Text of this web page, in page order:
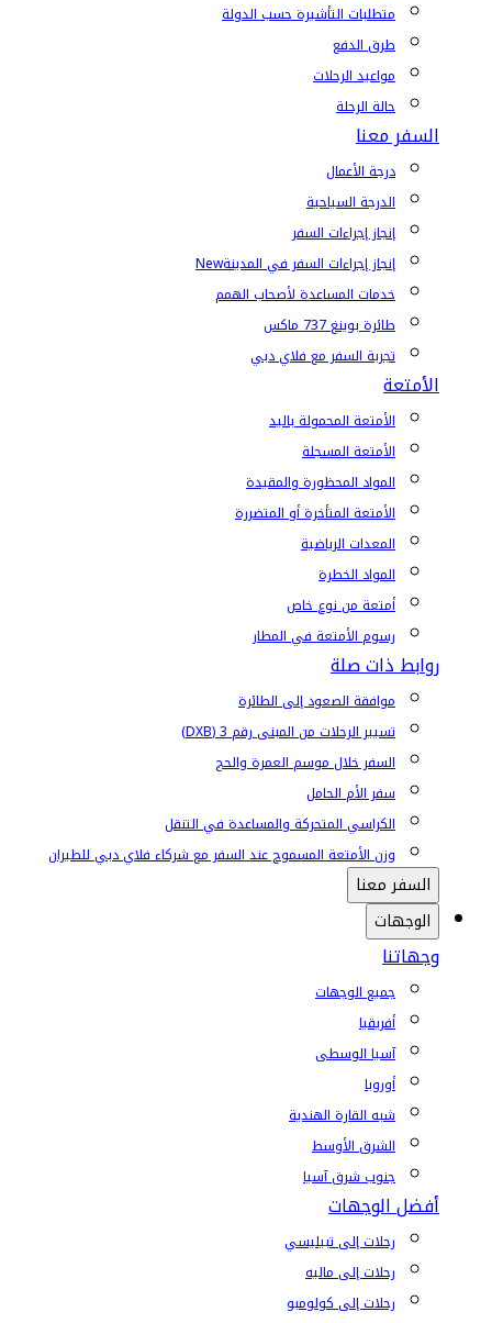
متطلبات التأشيرة حسب الدولة
طرق الدفع
مواعيد الرحلات
حالة الرحلة
السفر معنا
درجة الأعمال
الدرجة السياحية
إنجاز إجراءات السفر
إنجاز إجراءات السفر في المدينةNew
خدمات المساعدة لأصحاب الهمم
طائرة بوينغ 737 ماكس
تجربة السفر مع فلاي دبي
الأمتعة
الأمتعة المحمولة باليد
الأمتعة المسجلة
المواد المحظورة والمقيدة
الأمتعة المتأخرة أو المتضررة
المعدات الرياضية
المواد الخطرة
أمتعة من نوع خاص
رسوم الأمتعة في المطار
روابط ذات صلة
موافقة الصعود إلى الطائرة
تسيير الرحلات من المبنى رقم 3 (DXB)
السفر خلال موسم العمرة والحج
سفر الأم الحامل
الكراسي المتحركة والمساعدة في التنقل
وزن الأمتعة المسموح عند السفر مع شركاء فلاي دبي للطيران
السفر معنا
الوجهات
وجهاتنا
جميع الوجهات
أفريقيا
آسيا الوسطى
أوروبا
شبه القارة الهندية
الشرق الأوسط
جنوب شرق آسيا
أفضل الوجهات
رحلات إلى تبيليسي
رحلات إلى ماليه
رحلات إلى كولومبو